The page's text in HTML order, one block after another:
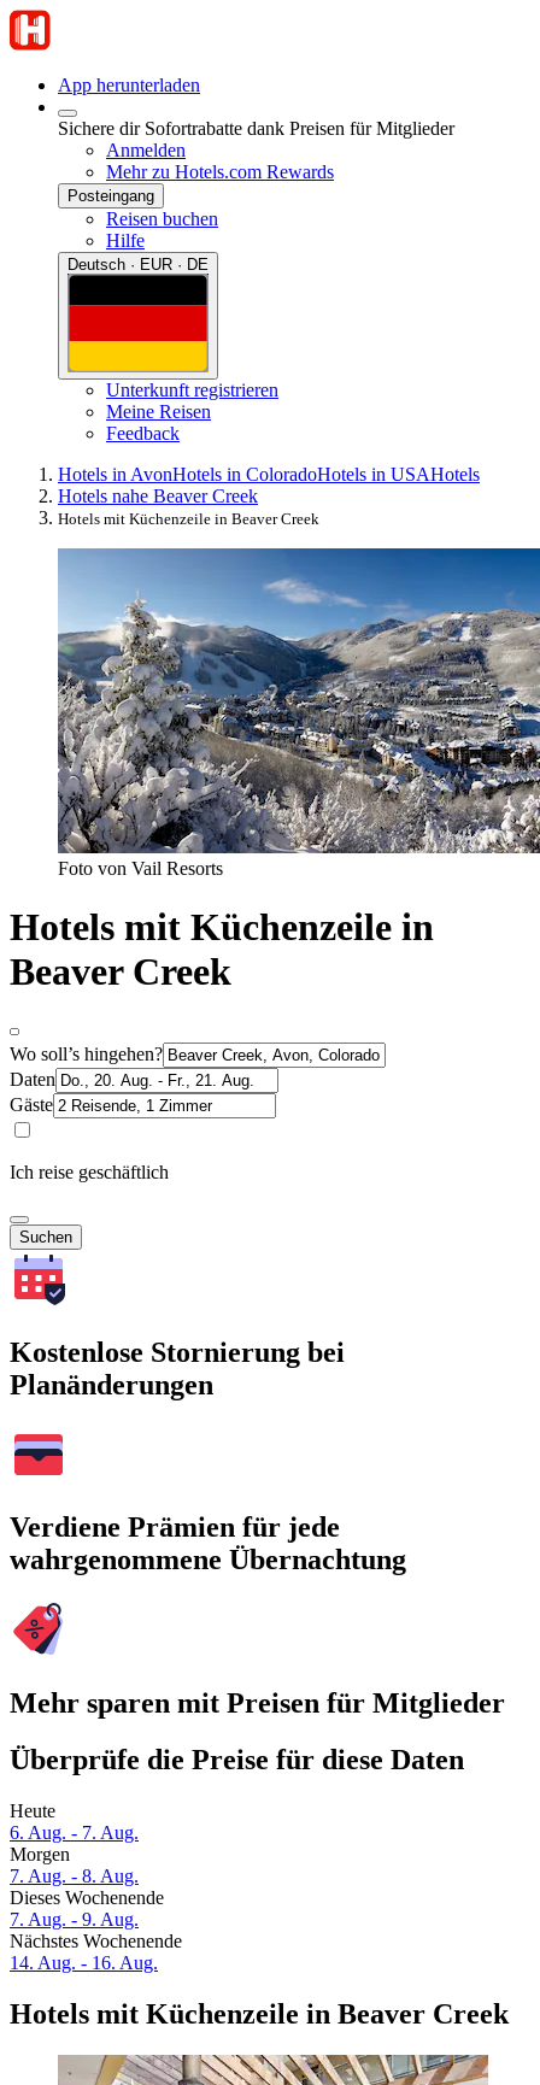
App herunterladen
Sichere dir Sofortrabatte dank Preisen für Mitglieder
Anmelden
Mehr zu Hotels.com Rewards
Posteingang
Reisen buchen
Hilfe
Deutsch · EUR · DE
Unterkunft registrieren
Meine Reisen
Feedback
Hotels in AvonHotels in ColoradoHotels in USAHotels
Hotels nahe Beaver Creek
Hotels mit Küchenzeile in Beaver Creek
Foto von Vail Resorts
Hotels mit Küchenzeile in
Beaver Creek
Wo soll’s hingehen?
Daten
Gäste
Ich reise geschäftlich
Suchen
Kostenlose Stornierung bei
Planänderungen
Verdiene Prämien für jede
wahrgenommene Übernachtung
Mehr sparen mit Preisen für Mitglieder
Überprüfe die Preise für diese Daten
Heute
6. Aug. - 7. Aug.
Morgen
7. Aug. - 8. Aug.
Dieses Wochenende
7. Aug. - 9. Aug.
Nächstes Wochenende
14. Aug. - 16. Aug.
Hotels mit Küchenzeile in Beaver Creek